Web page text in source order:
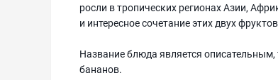
росли в тропических регионах Азии,
и интересное сочетание этих двух
Название блюда является
бананов.